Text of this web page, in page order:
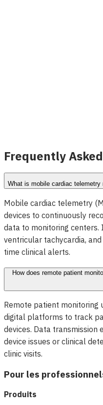
Frequently
What is mobile cardiac telemetry
Mobile cardiac telemetry
devices to continuously
data to monitoring
ventricular tachycardia,
time clinical alerts.
How does remote patient
Remote patient monitoring
digital platforms to track
devices. Data
device issues or clinical
clinic visits.
Pour les
Produits